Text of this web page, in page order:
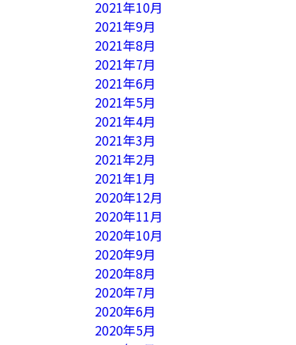
2021年10月
2021年9月
2021年8月
2021年7月
2021年6月
2021年5月
2021年4月
2021年3月
2021年2月
2021年1月
2020年12月
2020年11月
2020年10月
2020年9月
2020年8月
2020年7月
2020年6月
2020年5月